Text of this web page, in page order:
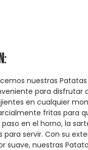
:
nuestras
para disfrutar
en cualquier
fritas para
en el horno, la
para servir. Con su
suave, nuestras